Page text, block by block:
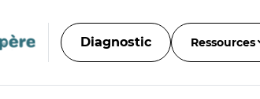
Diagnostic Ressources